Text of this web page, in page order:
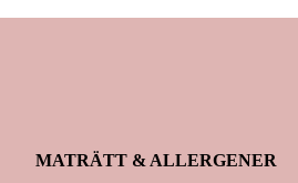
MATRÄTT & ALLERGENER